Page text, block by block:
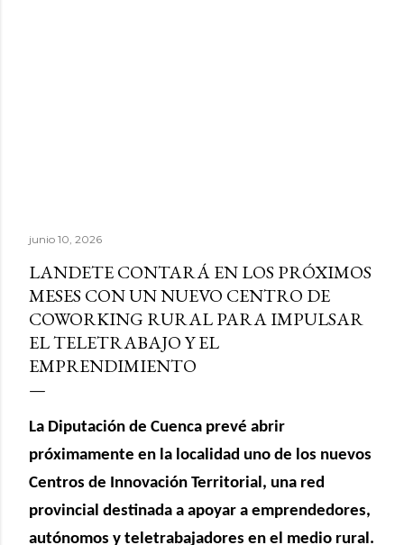
junio 10, 2026
LANDETE CONTARÁ EN LOS PRÓXIMOS
MESES CON UN NUEVO CENTRO DE
COWORKING RURAL PARA IMPULSAR
EL TELETRABAJO Y EL
EMPRENDIMIENTO
La Diputación de Cuenca prevé abrir
próximamente en la localidad uno de los nuevos
Centros de Innovación Territorial, una red
provincial destinada a apoyar a emprendedores,
autónomos y teletrabajadores en el medio rural.